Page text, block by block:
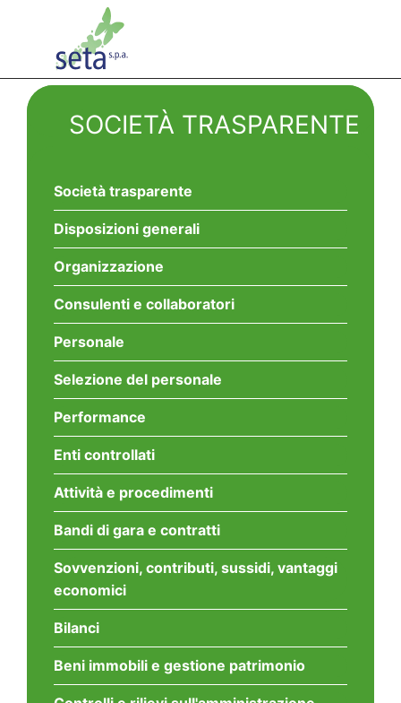
SOCIETÀ TRASPARENTE
Società trasparente
Disposizioni generali
Organizzazione
Consulenti e collaboratori
Personale
Selezione del personale
Performance
Enti controllati
Attività e procedimenti
Bandi di gara e contratti
Sovvenzioni, contributi, sussidi, vantaggi
economici
Bilanci
Beni immobili e gestione patrimonio